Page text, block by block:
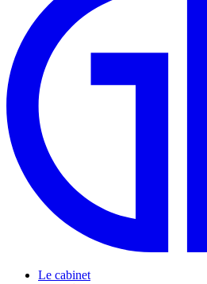
Le cabinet